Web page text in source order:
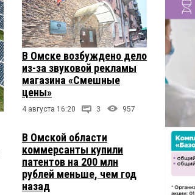
В Омске возбуждено дело
из-за звуковой рекламы
магазина «Смешные
цены»
4 августа 16:20 3 957
В Омской области
коммерсанты купили
патентов на 200 млн
рублей меньше, чем год
назад